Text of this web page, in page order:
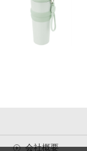
会社概要